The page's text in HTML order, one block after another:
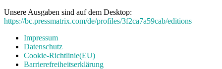
Unsere Ausgaben sind auf dem Desktop:
https://bc.pressmatrix.com/de/profiles/3f2ca7a59cab/editions
Impressum
Datenschutz
Cookie-Richtlinie(EU)
Barrierefreiheitserklärung